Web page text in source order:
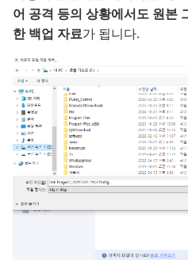
어 공격 등의 상황에서도 원본
한 백업 자료가 됩니다.